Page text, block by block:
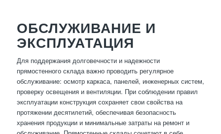
ОБСЛУЖИВАНИЕ И
ЭКСПЛУАТАЦИЯ
Для поддержания долговечности и надежности
прямостенного склада важно проводить регулярное
обслуживание: осмотр каркаса, панелей, инженерных систем,
проверку освещения и вентиляции. При соблюдении правил
эксплуатации конструкция сохраняет свои свойства на
протяжении десятилетий, обеспечивая безопасность
хранения продукции и минимальные затраты на ремонт и